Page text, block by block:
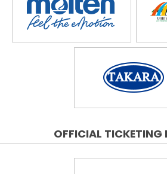
OFFICIAL TICKETING